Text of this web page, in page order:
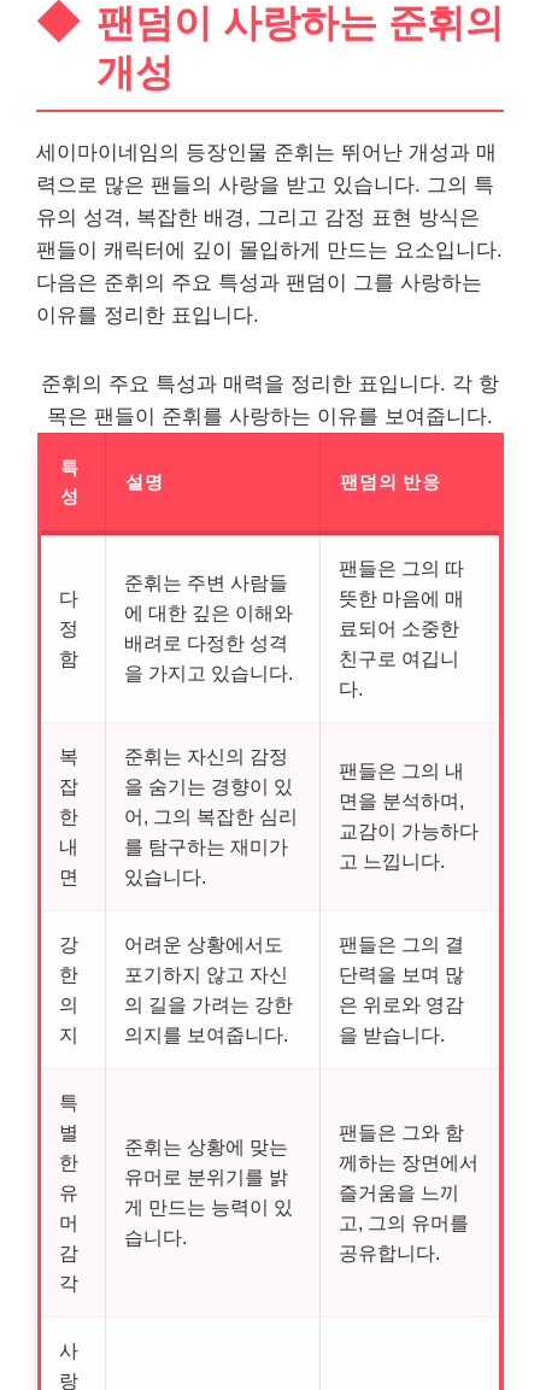
팬덤이 사랑하는 준휘의
개성
세이마이네임의 등장인물 준휘는 뛰어난 개성과 매
력으로 많은 팬들의 사랑을 받고 있습니다. 그의 특
유의 성격, 복잡한 배경, 그리고 감정 표현 방식은
팬들이 캐릭터에 깊이 몰입하게 만드는 요소입니다.
다음은 준휘의 주요 특성과 팬덤이 그를 사랑하는
이유를 정리한 표입니다.
준휘의 주요 특성과 매력을 정리한 표입니다. 각 항
목은 팬들이 준휘를 사랑하는 이유를 보여줍니다.
특
성
설명 팬덤의 반응
다
정
함
준휘는 주변 사람들
에 대한 깊은 이해와
배려로 다정한 성격
을 가지고 있습니다.
팬들은 그의 따
뜻한 마음에 매
료되어 소중한
친구로 여깁니
다.
복
잡
한
내
면
준휘는 자신의 감정
을 숨기는 경향이 있
어, 그의 복잡한 심리
를 탐구하는 재미가
있습니다.
팬들은 그의 내
면을 분석하며,
교감이 가능하다
고 느낍니다.
강
한
의
지
어려운 상황에서도
포기하지 않고 자신
의 길을 가려는 강한
의지를 보여줍니다.
팬들은 그의 결
단력을 보며 많
은 위로와 영감
을 받습니다.
특
별
한
유
머
감
각
준휘는 상황에 맞는
유머로 분위기를 밝
게 만드는 능력이 있
습니다.
팬들은 그와 함
께하는 장면에서
즐거움을 느끼
고, 그의 유머를
공유합니다.
사
랑